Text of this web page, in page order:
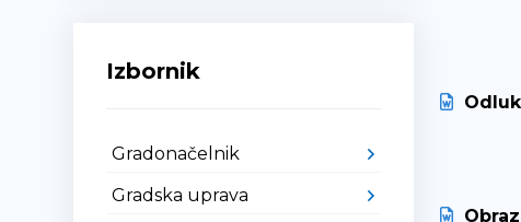
Izbornik
Gradonačelnik
Gradska uprava